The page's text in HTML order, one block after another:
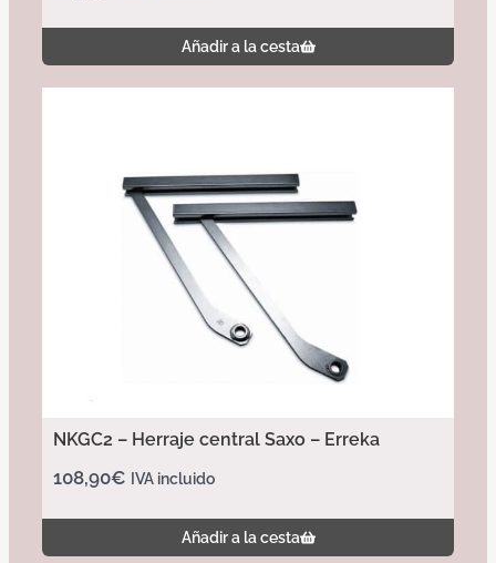
Añadir a la cesta
NKGC2 – Herraje central Saxo – Erreka
108,90€ IVA incluido
Añadir a la cesta